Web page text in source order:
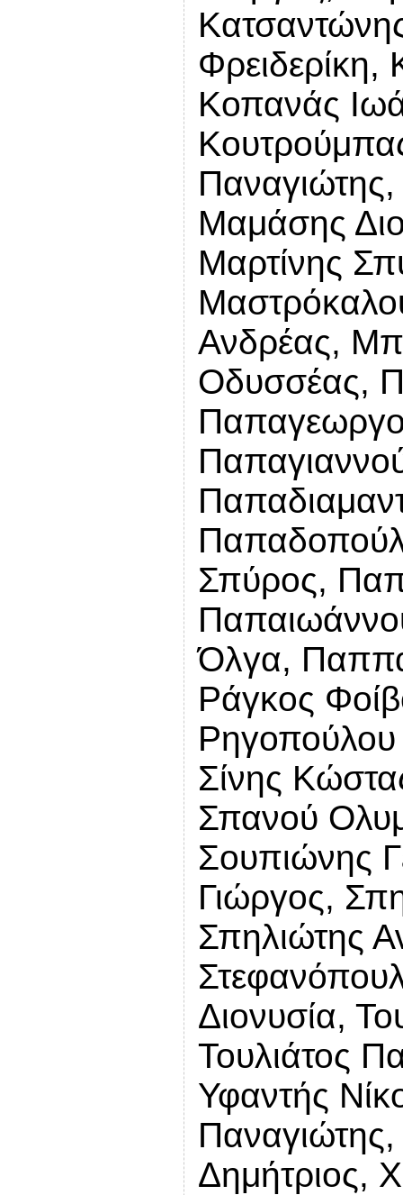
Κοπανάς
Μαμάσης
Μαρτίνης
Ανδρέας,
Οδυσσέας,
Σπύρος,
Όλγα,
Ράγκος
Σίνης
Σπανού
Σουπιώνης
Γιώργος,
Σπηλιώτης
Διονυσία,
Τουλιάτος
Υφαντής
Δημήτριος,